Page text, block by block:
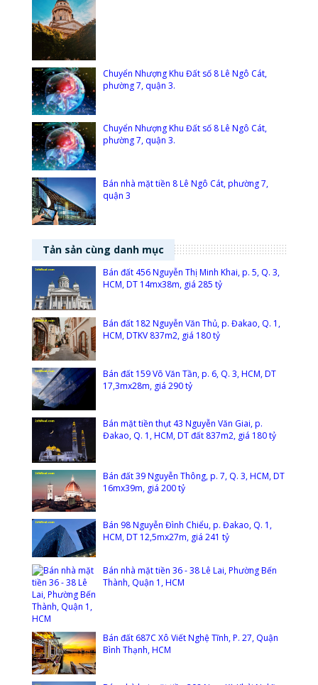
Chuyển Nhượng Khu Đất số 8 Lê Ngô Cát,
phường 7, quận 3.
Chuyển Nhượng Khu Đất số 8 Lê Ngô Cát,
phường 7, quận 3.
Bán nhà mặt tiền 8 Lê Ngô Cát, phường 7,
quận 3
Tản sản cùng danh mục
Bán đất 456 Nguyễn Thị Minh Khai, p. 5, Q. 3,
HCM, DT 14mx38m, giá 285 tỷ
Bán đất 182 Nguyễn Văn Thủ, p. Đakao, Q. 1,
HCM, DTKV 837m2, giá 180 tỷ
Bán đất 159 Võ Văn Tần, p. 6, Q. 3, HCM, DT
17,3mx28m, giá 290 tỷ
Bán mặt tiền thụt 43 Nguyễn Văn Giai, p.
Đakao, Q. 1, HCM, DT đất 837m2, giá 180 tỷ
Bán đất 39 Nguyễn Thông, p. 7, Q. 3, HCM, DT
16mx39m, giá 200 tỷ
Bán 98 Nguyễn Đình Chiểu, p. Đakao, Q. 1,
HCM, DT 12,5mx27m, giá 241 tỷ
Bán nhà mặt tiền 36 - 38 Lê Lai, Phường Bến
Thành, Quận 1, HCM
Bán đất 687C Xô Viết Nghệ Tĩnh, P. 27, Quận
Bình Thạnh, HCM